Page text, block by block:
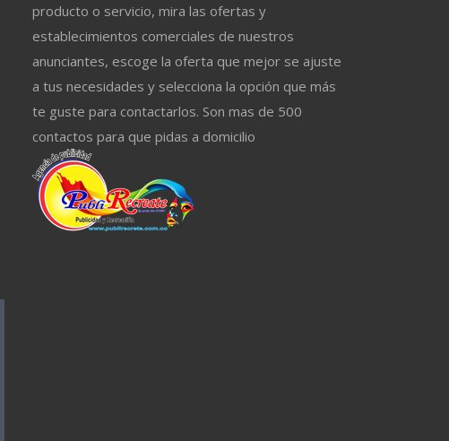
producto o servicio, mira las ofertas y
establecimientos comerciales de nuestros
anunciantes, escoge la oferta que mejor se ajuste
a tus necesidades y selecciona la opción que más
te guste para contactarlos. Son mas de 500
contactos para que pidas a domicilio